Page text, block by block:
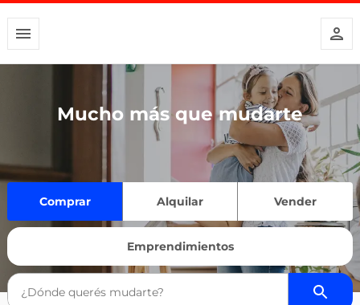
Mucho más que mudarte
Comprar Alquilar Vender
Emprendimientos